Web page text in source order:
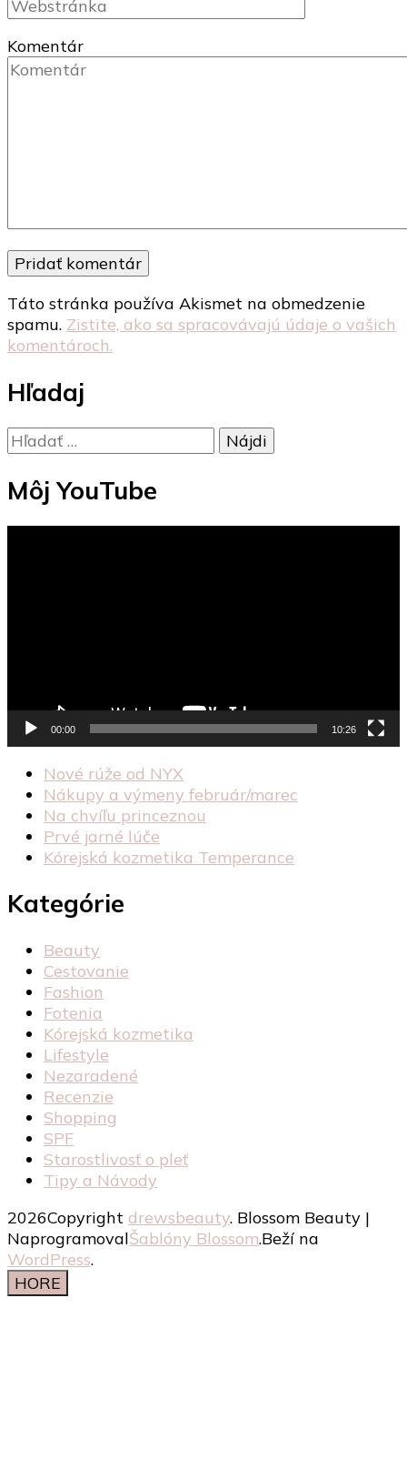
Komentár
Táto stránka používa Akismet na obmedzenie
spamu. Zistite, ako sa spracovávajú údaje o vašich
komentároch.
Hľadaj
Hľadať:
Môj YouTube
00:00 10:26
Nové rúže od NYX
Nákupy a výmeny február/marec
Na chvíľu princeznou
Prvé jarné lúče
Kórejská kozmetika Temperance
Kategórie
Beauty
Cestovanie
Fashion
Fotenia
Kórejská kozmetika
Lifestyle
Nezaradené
Recenzie
Shopping
SPF
Starostlivosť o pleť
Tipy a Návody
2026Copyright drewsbeauty. Blossom Beauty |
NaprogramovalŠablóny Blossom.Beží na
WordPress.
HORE